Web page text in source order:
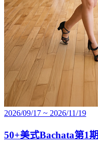
2026/09/17 ~ 2026/11/19
50+美式Bachata第1期